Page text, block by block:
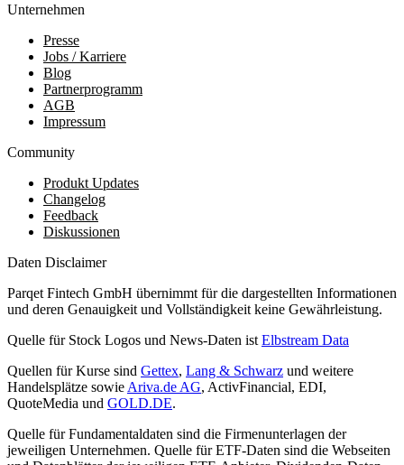
Unternehmen
Presse
Jobs / Karriere
Blog
Partnerprogramm
AGB
Impressum
Community
Produkt Updates
Changelog
Feedback
Diskussionen
Daten Disclaimer
Parqet Fintech GmbH übernimmt für die dargestellten Informationen
und deren Genauigkeit und Vollständigkeit keine Gewährleistung.
Quelle für Stock Logos und News-Daten ist Elbstream Data
Quellen für Kurse sind Gettex, Lang & Schwarz und weitere
Handelsplätze sowie Ariva.de AG, ActivFinancial, EDI,
QuoteMedia und GOLD.DE.
Quelle für Fundamentaldaten sind die Firmenunterlagen der
jeweiligen Unternehmen. Quelle für ETF-Daten sind die Webseiten